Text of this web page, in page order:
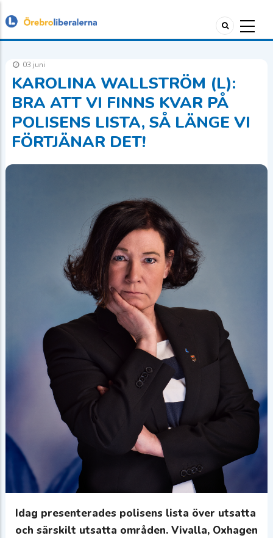
03 juni
KAROLINA WALLSTRÖM (L):
BRA ATT VI FINNS KVAR PÅ
POLISENS LISTA, SÅ LÄNGE VI
FÖRTJÄNAR DET!
Idag presenterades polisens lista över utsatta
och särskilt utsatta områden. Vivalla, Oxhagen